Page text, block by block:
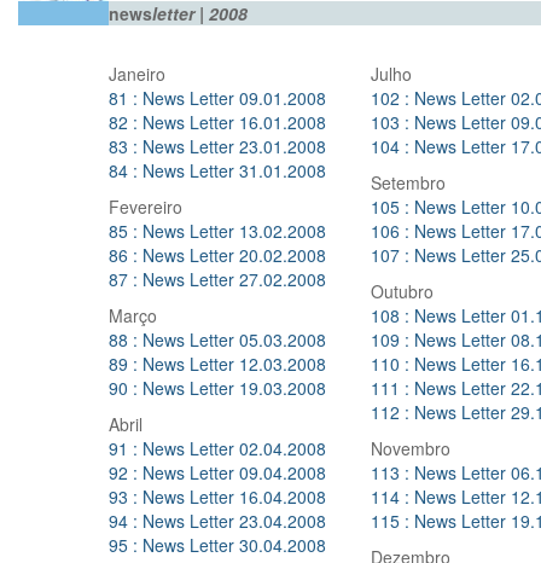
newsletter | 2008
Janeiro
81 : News Letter 09.01.2008
82 : News Letter 16.01.2008
83 : News Letter 23.01.2008
84 : News Letter 31.01.2008
Fevereiro
85 : News Letter 13.02.2008
86 : News Letter 20.02.2008
87 : News Letter 27.02.2008
Março
88 : News Letter 05.03.2008
89 : News Letter 12.03.2008
90 : News Letter 19.03.2008
Abril
91 : News Letter 02.04.2008
92 : News Letter 09.04.2008
93 : News Letter 16.04.2008
94 : News Letter 23.04.2008
95 : News Letter 30.04.2008
Julho
102 : News Letter
103 : News Letter
104 : News Letter
Setembro
105 : News Letter
106 : News Letter
107 : News Letter
Outubro
108 : News Letter
109 : News Letter
110 : News Letter
111 : News Letter
112 : News Letter
Novembro
113 : News Letter
114 : News Letter
115 : News Letter
Dezembro